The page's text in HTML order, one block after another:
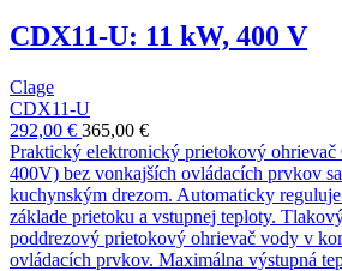
CDX11-U: 11 kW, 400 V
Clage
CDX11-U
292,00 € 365,00 €
Praktický elektronický prietokový
400V) bez vonkajších ovládacích prvkov
kuchynským drezom. Automaticky
základe prietoku a vstupnej teploty.
poddrezový prietokový ohrievač vody v
ovládacích prvkov. Maximálna výstupná